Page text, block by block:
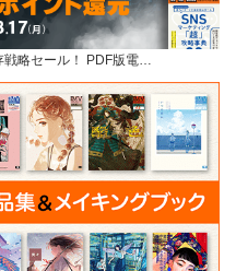
戦略セール！ PDF版電…